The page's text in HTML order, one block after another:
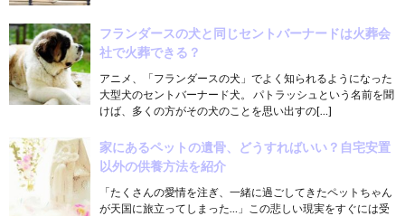
フランダースの犬と同じセントバーナードは火葬会
社で火葬できる？
アニメ、「フランダースの犬」でよく知られるようになった
大型犬のセントバーナード犬。 パトラッシュという名前を聞
けば、多くの方がその犬のことを思い出すの[…]
家にあるペットの遺骨、どうすればいい？自宅安置
以外の供養方法を紹介
「たくさんの愛情を注ぎ、一緒に過ごしてきたペットちゃん
が天国に旅立ってしまった…」この悲しい現実をすぐには受